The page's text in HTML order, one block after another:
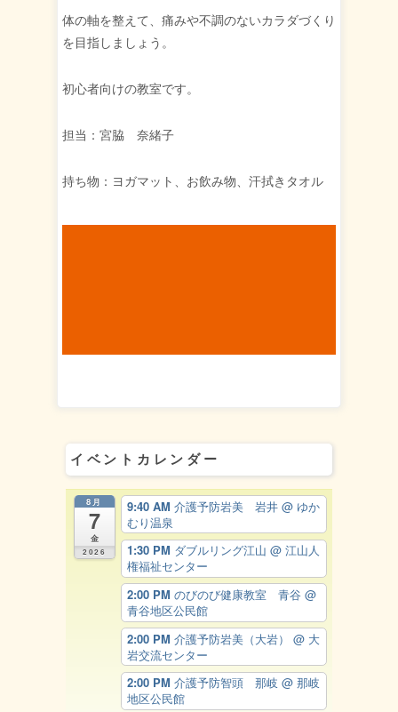
体の軸を整えて、痛みや不調のないカラダづくり
を目指しましょう。
初心者向けの教室です。
担当：宮脇 奈緒子
持ち物：ヨガマット、お飲み物、汗拭きタオル
イベントカレンダー
8月
7
金
2026
9:40 AM 介護予防岩美 岩井 @ ゆか
むり温泉
1:30 PM ダブルリング江山 @ 江山人
権福祉センター
2:00 PM のびのび健康教室 青谷 @
青谷地区公民館
2:00 PM 介護予防岩美（大岩） @ 大
岩交流センター
2:00 PM 介護予防智頭 那岐 @ 那岐
地区公民館